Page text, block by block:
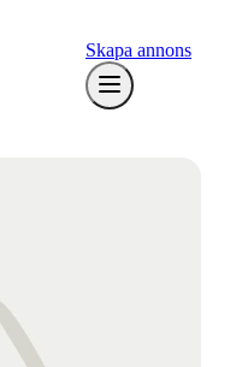
Skapa annons